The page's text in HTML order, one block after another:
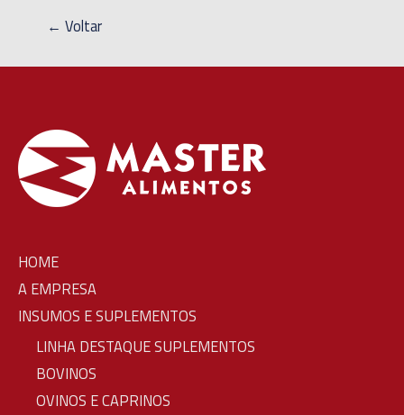
← Voltar
HOME
A EMPRESA
INSUMOS E SUPLEMENTOS
LINHA DESTAQUE SUPLEMENTOS
BOVINOS
OVINOS E CAPRINOS